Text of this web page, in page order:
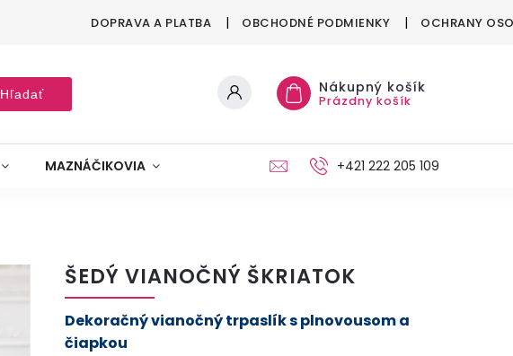
DOPRAVA A PLATBA OBCHODNÉ PODMIENKY OCHRANY
Hľadať Nákupný košík
Prázdny košík
MAZNÁČIKOVIA MAŠKRTENIE PÁRTY MÓDA
+421 222 205 109
ŠEDÝ VIANOČNÝ ŠKRIATOK
Dekoračný vianočný trpaslík s plnovousom a
čiapkou